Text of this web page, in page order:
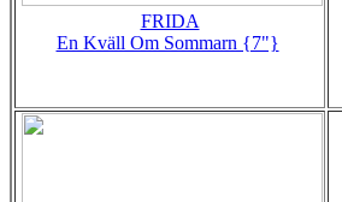
FRIDA
En Kväll Om Sommarn {7"}